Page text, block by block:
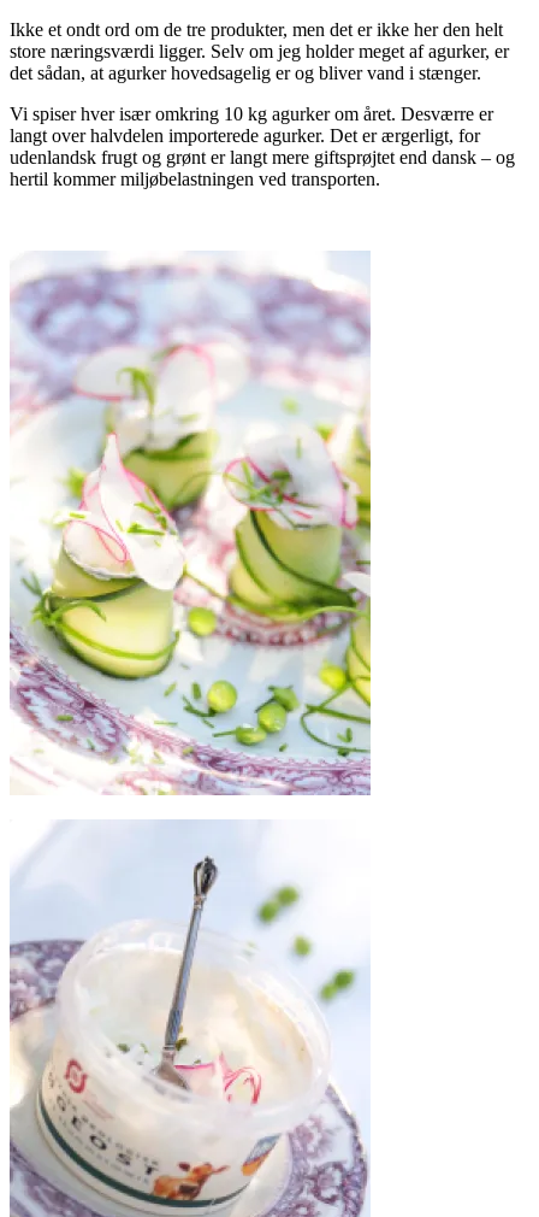
Ikke et ondt ord om de tre produkter, men det er ikke her den helt
store næringsværdi ligger. Selv om jeg holder meget af agurker, er
det sådan, at agurker hovedsagelig er og bliver vand i stænger.
Vi spiser hver især omkring 10 kg agurker om året. Desværre er
langt over halvdelen importerede agurker. Det er ærgerligt, for
udenlandsk frugt og grønt er langt mere giftsprøjtet end dansk – og
hertil kommer miljøbelastningen ved transporten.